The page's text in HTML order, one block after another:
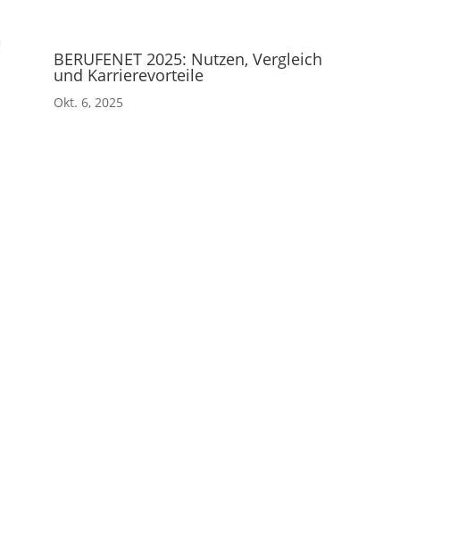
BERUFENET 2025: Nutzen, Vergleich
und Karrierevorteile
Okt. 6, 2025